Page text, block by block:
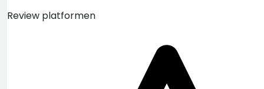
Review platformen